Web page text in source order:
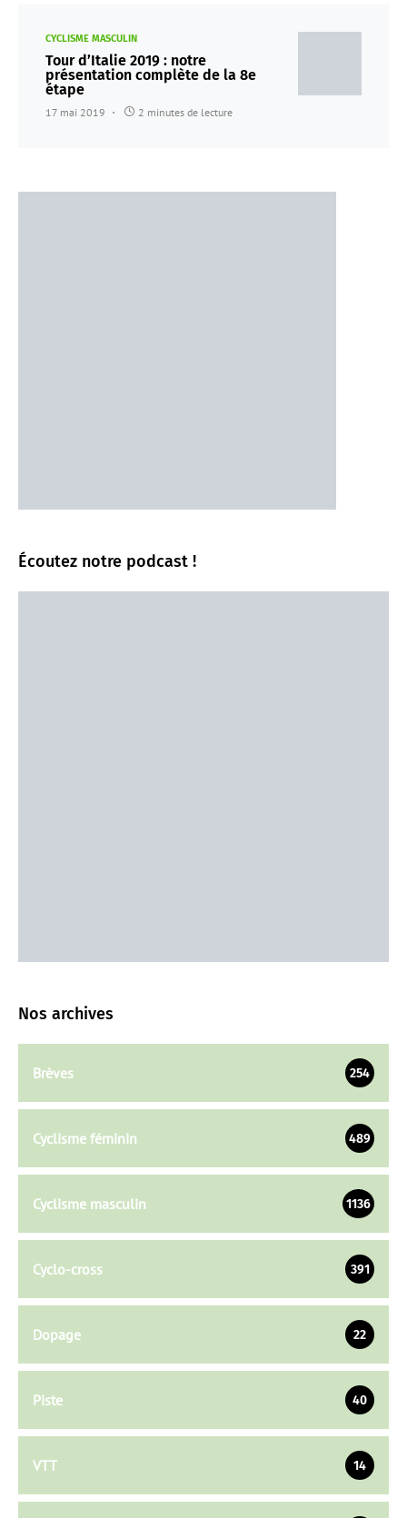
CYCLISME MASCULIN
Tour d’Italie 2019 : notre
présentation complète de la 8e
étape
17 mai 2019 2 minutes de lecture
Écoutez notre podcast !
Nos archives
Brèves 254
Cyclisme féminin 489
Cyclisme masculin 1136
Cyclo-cross 391
Dopage 22
Piste 40
VTT 14